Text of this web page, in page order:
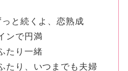
っと続くよ、恋熟成
ンで円満
たり一緒
たり、いつまでも夫婦